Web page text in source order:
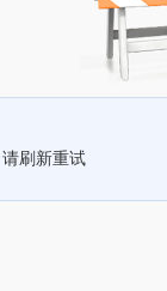
刷新重试